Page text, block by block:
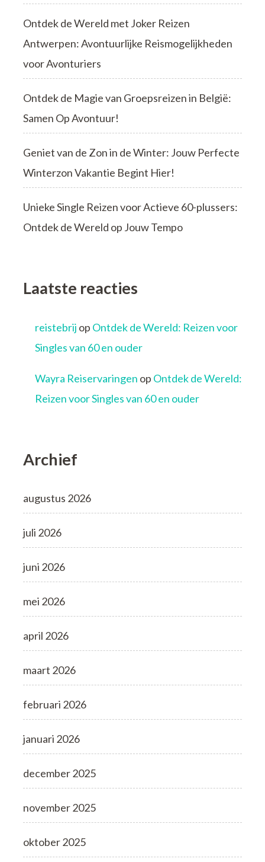
Ontdek de Wereld met Joker Reizen
Antwerpen: Avontuurlijke Reismogelijkheden
voor Avonturiers
Ontdek de Magie van Groepsreizen in België:
Samen Op Avontuur!
Geniet van de Zon in de Winter: Jouw Perfecte
Winterzon Vakantie Begint Hier!
Unieke Single Reizen voor Actieve 60-plussers:
Ontdek de Wereld op Jouw Tempo
Laatste reacties
reistebrij op Ontdek de Wereld: Reizen voor
Singles van 60 en ouder
Wayra Reiservaringen op Ontdek de Wereld:
Reizen voor Singles van 60 en ouder
Archief
augustus 2026
juli 2026
juni 2026
mei 2026
april 2026
maart 2026
februari 2026
januari 2026
december 2025
november 2025
oktober 2025